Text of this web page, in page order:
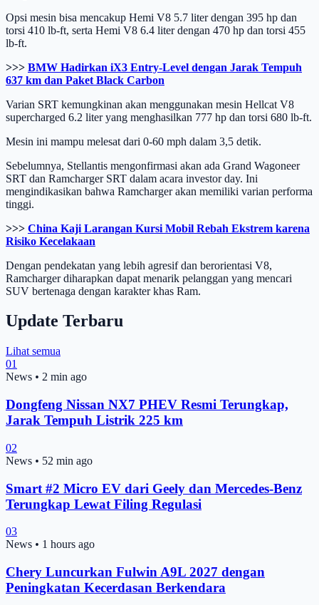
Opsi mesin bisa mencakup Hemi V8 5.7 liter dengan 395 hp dan
torsi 410 lb-ft, serta Hemi V8 6.4 liter dengan 470 hp dan torsi 455
lb-ft.
>>> BMW Hadirkan iX3 Entry-Level dengan Jarak Tempuh
637 km dan Paket Black Carbon
Varian SRT kemungkinan akan menggunakan mesin Hellcat V8
supercharged 6.2 liter yang menghasilkan 777 hp dan torsi 680 lb-ft.
Mesin ini mampu melesat dari 0-60 mph dalam 3,5 detik.
Sebelumnya, Stellantis mengonfirmasi akan ada Grand Wagoneer
SRT dan Ramcharger SRT dalam acara investor day. Ini
mengindikasikan bahwa Ramcharger akan memiliki varian performa
tinggi.
>>> China Kaji Larangan Kursi Mobil Rebah Ekstrem karena
Risiko Kecelakaan
Dengan pendekatan yang lebih agresif dan berorientasi V8,
Ramcharger diharapkan dapat menarik pelanggan yang mencari
SUV bertenaga dengan karakter khas Ram.
Update Terbaru
Lihat semua
01
News • 2 min ago
Dongfeng Nissan NX7 PHEV Resmi Terungkap,
Jarak Tempuh Listrik 225 km
02
News • 52 min ago
Smart #2 Micro EV dari Geely dan Mercedes-Benz
Terungkap Lewat Filing Regulasi
03
News • 1 hours ago
Chery Luncurkan Fulwin A9L 2027 dengan
Peningkatan Kecerdasan Berkendara